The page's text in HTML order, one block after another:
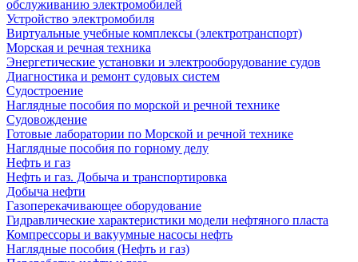
обслуживанию электромобилей
Устройство электромобиля
Виртуальные учебные комплексы (электротранспорт)
Морская и речная техника
Энергетические установки и электрооборудование судов
Диагностика и ремонт судовых систем
Судостроение
Наглядные пособия по морской и речной технике
Судовождение
Готовые лаборатории по Морской и речной технике
Наглядные пособия по горному делу
Нефть и газ
Нефть и газ. Добыча и транспортировка
Добыча нефти
Газоперекачивающее оборудование
Гидравлические характеристики модели нефтяного пласта
Компрессоры и вакуумные насосы нефть
Наглядные пособия (Нефть и газ)